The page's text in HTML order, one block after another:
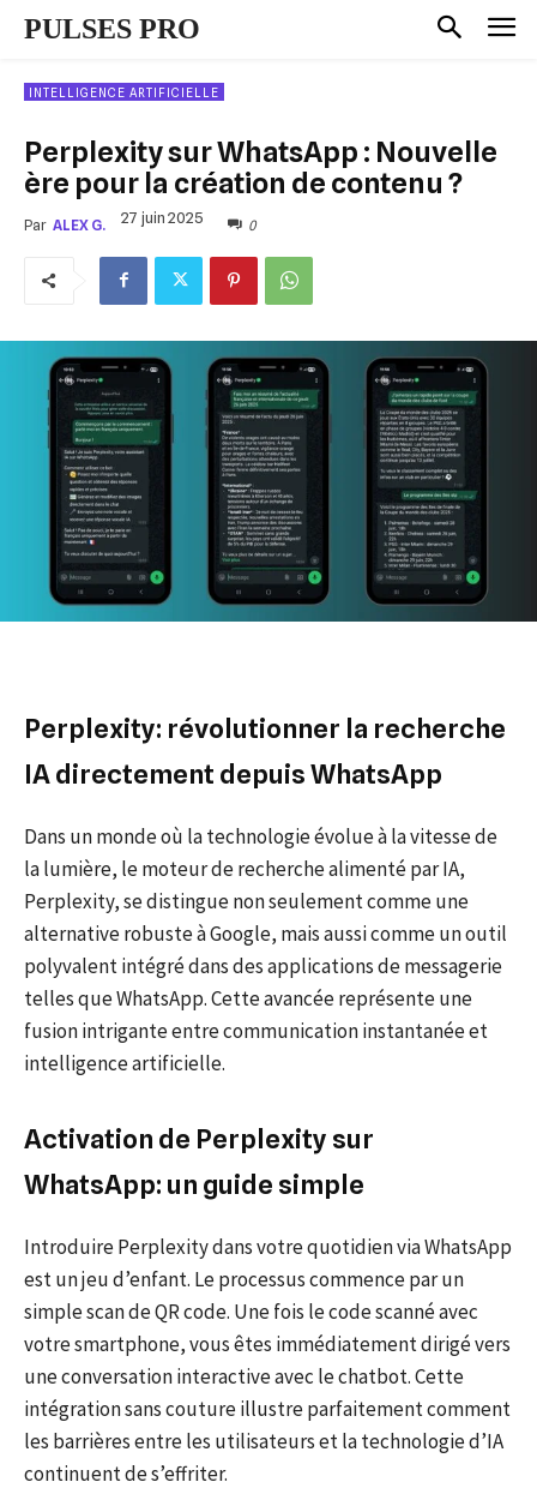
PULSES PRO
INTELLIGENCE ARTIFICIELLE
Perplexity sur WhatsApp : Nouvelle
ère pour la création de contenu ?
Par ALEX G. 27 juin 2025 0
Perplexity: révolutionner la recherche
IA directement depuis WhatsApp
Dans un monde où la technologie évolue à la vitesse de
la lumière, le moteur de recherche alimenté par IA,
Perplexity, se distingue non seulement comme une
alternative robuste à Google, mais aussi comme un outil
polyvalent intégré dans des applications de messagerie
telles que WhatsApp. Cette avancée représente une
fusion intrigante entre communication instantanée et
intelligence artificielle.
Activation de Perplexity sur
WhatsApp: un guide simple
Introduire Perplexity dans votre quotidien via WhatsApp
est un jeu d’enfant. Le processus commence par un
simple scan de QR code. Une fois le code scanné avec
votre smartphone, vous êtes immédiatement dirigé vers
une conversation interactive avec le chatbot. Cette
intégration sans couture illustre parfaitement comment
les barrières entre les utilisateurs et la technologie d’IA
continuent de s’effriter.